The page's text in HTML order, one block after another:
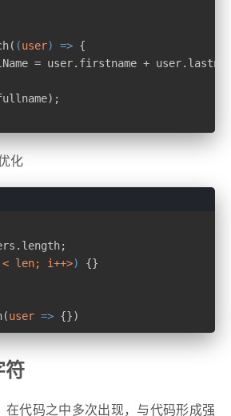
(user) => {
= user.firstname +
化
len; i++>) {}
user => {})
符
在代码之中多次出现，与代码形成强